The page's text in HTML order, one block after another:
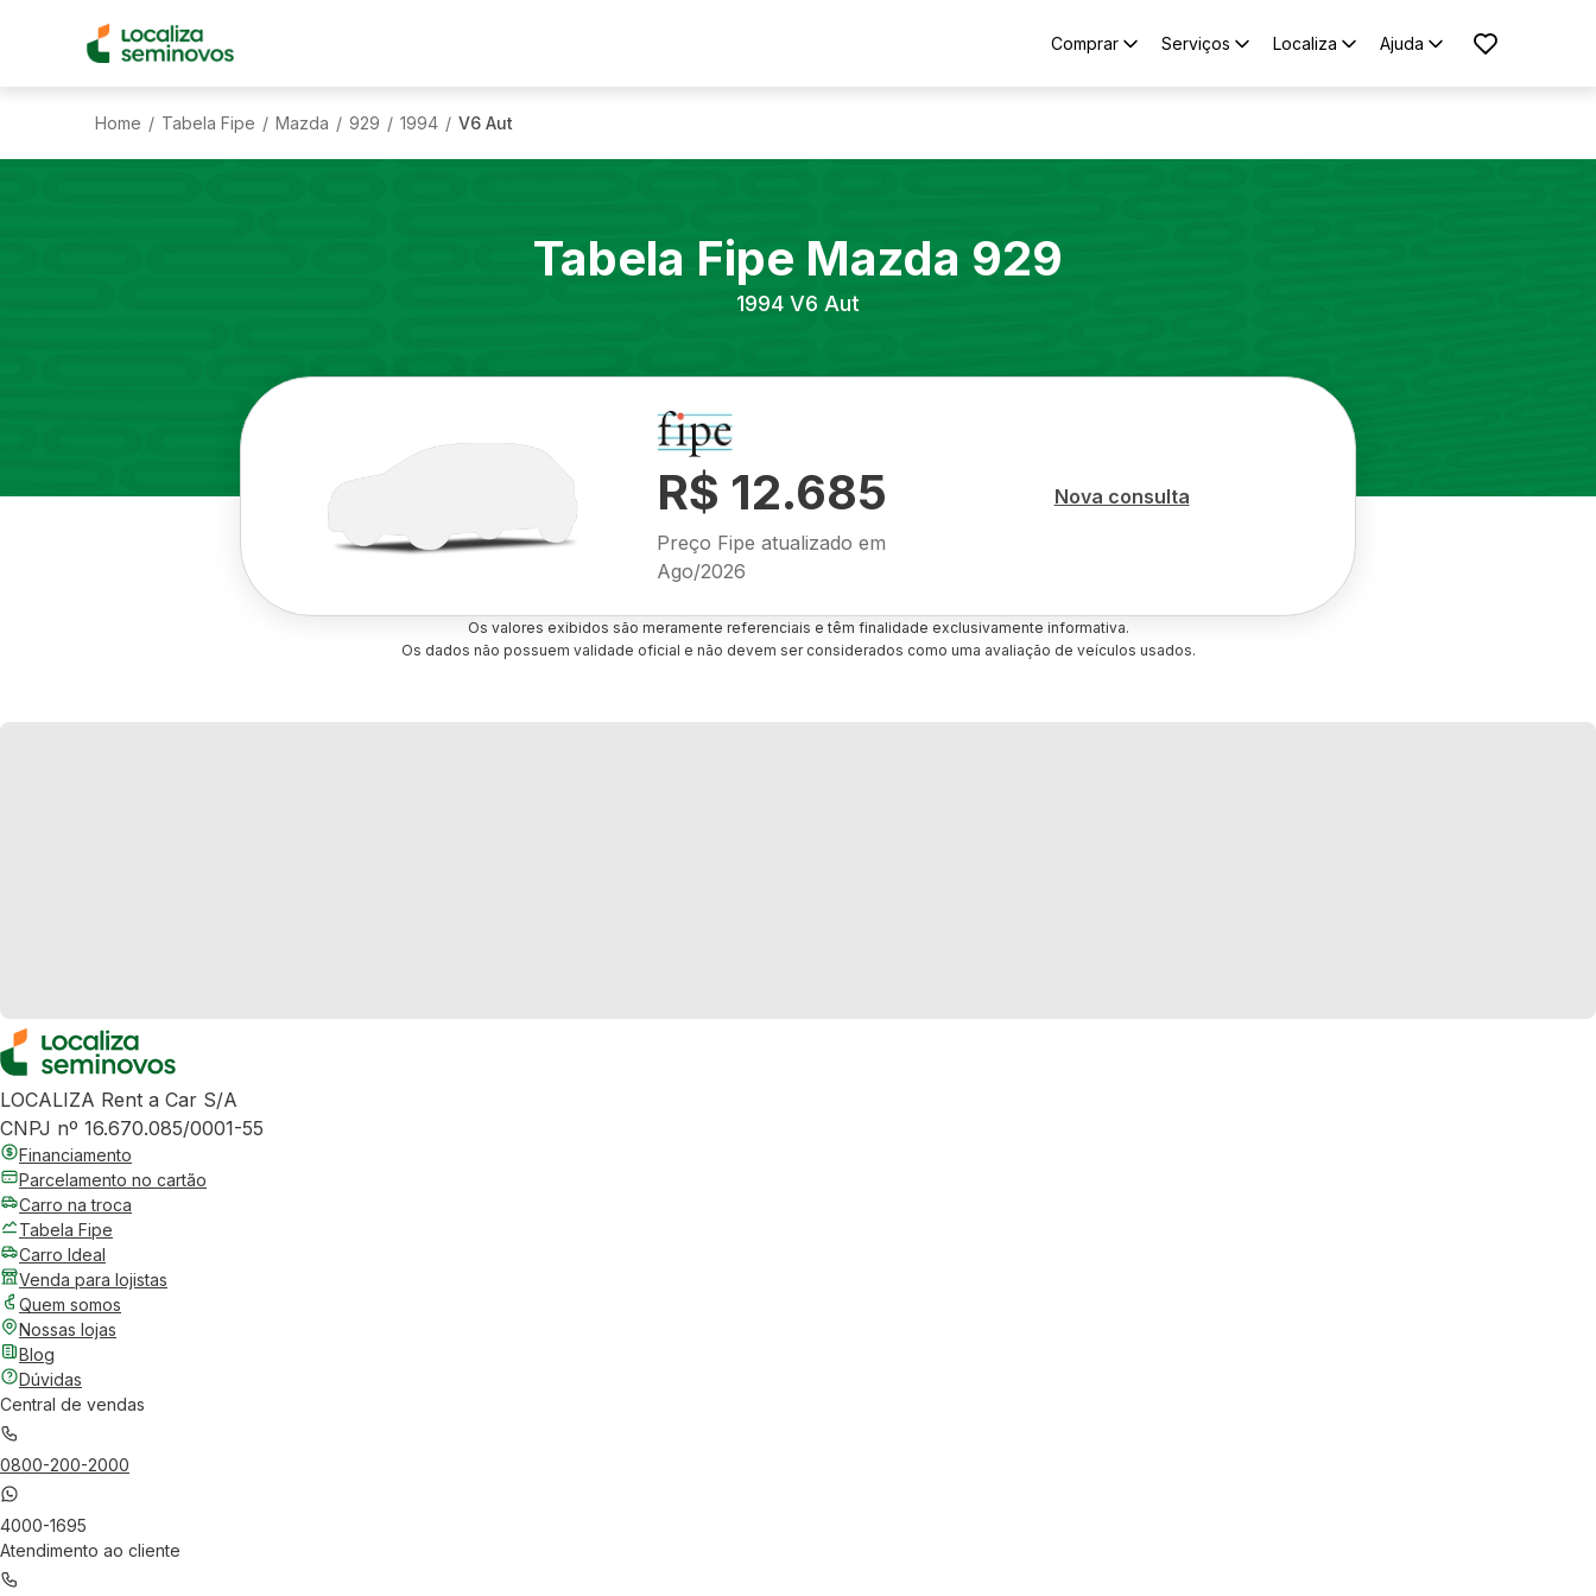
Comprar Serviços Localiza Ajuda
Home / Tabela Fipe / Mazda / 929 / 1994 / V6 Aut
Tabela Fipe Mazda 929
1994 V6 Aut
R$ 12.685
Preço Fipe atualizado em
Ago/2026
Nova consulta
Os valores exibidos são meramente referenciais e têm finalidade exclusivamente informativa.
Os dados não possuem validade oficial e não devem ser considerados como uma avaliação de veículos usados.
LOCALIZA Rent a Car S/A
CNPJ nº 16.670.085/0001-55
Financiamento
Parcelamento no cartão
Carro na troca
Tabela Fipe
Carro Ideal
Venda para lojistas
Quem somos
Nossas lojas
Blog
Dúvidas
Central de vendas
0800-200-2000
4000-1695
Atendimento ao cliente